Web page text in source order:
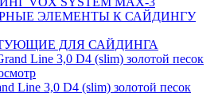
ЭЛЕМЕНТЫ К САЙДИНГУ
ДЛЯ САЙДИНГА
Line 3,0 D4 (slim) золотой песок